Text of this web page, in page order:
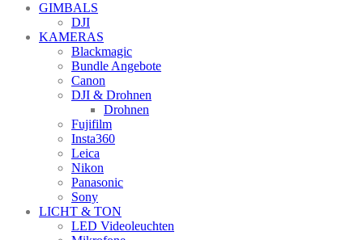
GIMBALS
DJI
KAMERAS
Blackmagic
Bundle Angebote
Canon
DJI & Drohnen
Drohnen
Fujifilm
Insta360
Leica
Nikon
Panasonic
Sony
LICHT & TON
LED Videoleuchten